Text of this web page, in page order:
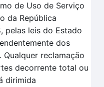
de Uso de Serviço
da República
pelas leis do Estado
dos
reclamação
decorrente total ou
dirimida